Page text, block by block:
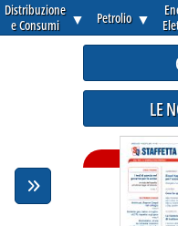
Distribuzione
e Consumi
▼ Petrolio ▼
LE